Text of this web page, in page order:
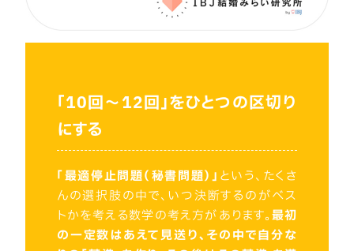
「10回〜12回」をひとつの区切り
にする
「最適停止問題（秘書問題）」 という、たくさ
んの選択肢の中で、いつ決断するのがベス
トかを考える数学の考え方があります。最初
の一定数はあえて見送り、その中で自分な